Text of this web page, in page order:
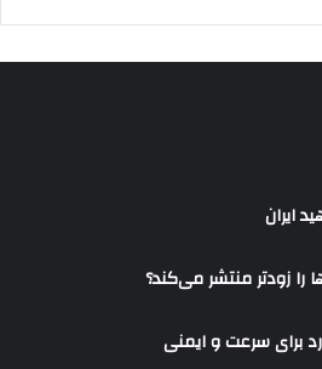
ایران
را زودتر منتشر می‌کند؟
برای سرعت و ایمنی